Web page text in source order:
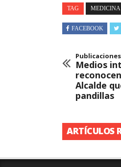
TAG MEDICINA
FACEBOOK
Medios
Alcalde
pandillas
ARTÍCULOS